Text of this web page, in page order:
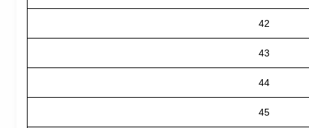
42
43
44
45